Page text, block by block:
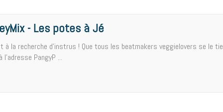
- Les potes à Jé
à la recherche d'instrus ! Que tous les beatmakers veggielovers se le
PangyP ...